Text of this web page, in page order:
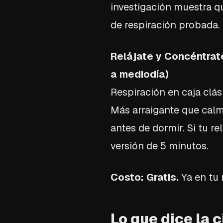
investigación muestra
de respiración
Relájate y
a mediodía)
Respiración en caja
Más arraigante que
antes de dormir. Si tu
versión de 5 minutos.
Costo: Gratis. Ya en tu
Lo que dice la